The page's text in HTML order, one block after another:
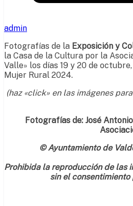
admin
Fotografías de la Exposición y
la Casa de la Cultura por la
Valle» los días 19 y 20 de
Mujer Rural 2024.
(haz «click» en las imágenes
Fotografías de: José
© Ayuntamiento de
Prohibida la reproducción de las
sin el consentimiento